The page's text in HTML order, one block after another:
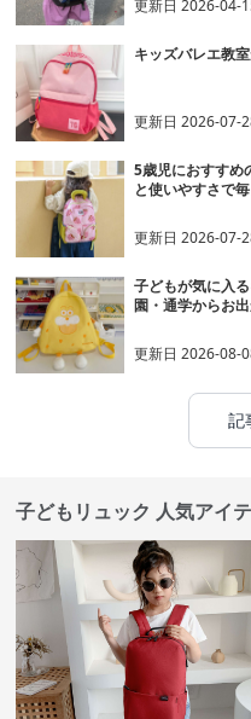
更新日2026-04-
キッズバレエ教
更新日2026-07-
5歳児におすすめ
と使いやすさで
更新日2026-07-
子どもが気に入
園・通学からお
更新日2026-08-
記
子どもリュック 人気アイ